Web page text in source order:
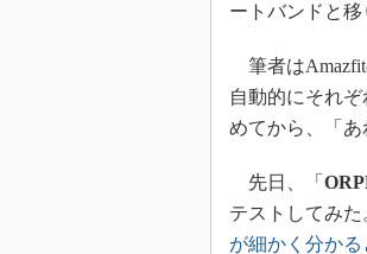
ートバンドと移
筆者はAmazfit
自動的にそれ
めてから、「あ
先日、「
テストしてみ
が細かく分か